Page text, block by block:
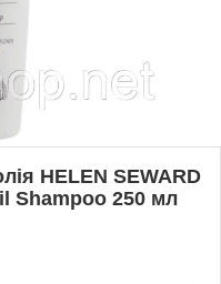
HELEN SEWARD
Shampoo 250 мл